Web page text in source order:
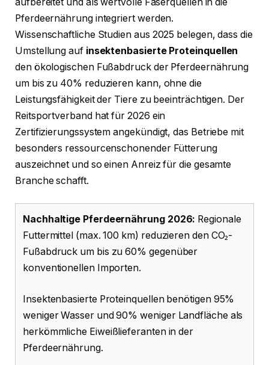
Pferdeernährung integriert werden.
Wissenschaftliche Studien aus 2025 belegen, dass die
Umstellung auf insektenbasierte Proteinquellen
den ökologischen Fußabdruck der Pferdeernährung
um bis zu 40% reduzieren kann, ohne die
Leistungsfähigkeit der Tiere zu beeinträchtigen. Der
Reitsportverband hat für 2026 ein
Zertifizierungssystem angekündigt, das Betriebe mit
besonders ressourcenschonender Fütterung
auszeichnet und so einen Anreiz für die gesamte
Branche schafft.
Nachhaltige Pferdeernährung 2026: Regionale
Futtermittel (max. 100 km) reduzieren den CO₂-
Fußabdruck um bis zu 60% gegenüber
konventionellen Importen.
Insektenbasierte Proteinquellen benötigen 95%
weniger Wasser und 90% weniger Landfläche als
herkömmliche Eiweißlieferanten in der
Pferdeernährung.